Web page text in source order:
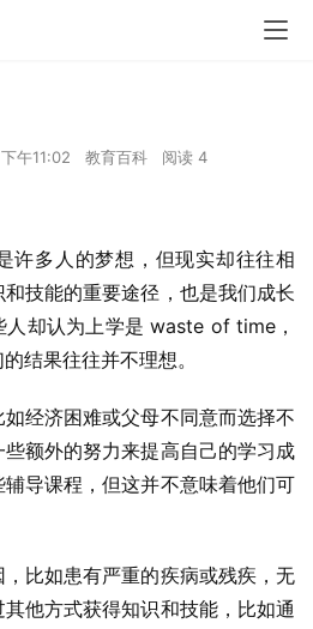
午11:02 教育百科 阅读 4
许多人的梦想，但现实却往往相
技能的重要途径，也是我们成长
人却认为上学是 waste of time，
结果往往并不理想。
经济困难或父母不同意而选择不
额外的努力来提高自己的学习成
导课程，但这并不意味着他们可
比如患有严重的疾病或残疾，无
他方式获得知识和技能，比如通